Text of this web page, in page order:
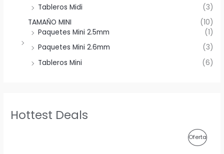
Tableros Midi
(3)
TAMAÑO MINI
(10)
Paquetes Mini 2.5mm
(1)
Paquetes Mini 2.6mm
(3)
Tableros Mini
(6)
Hottest Deals
OfertaP